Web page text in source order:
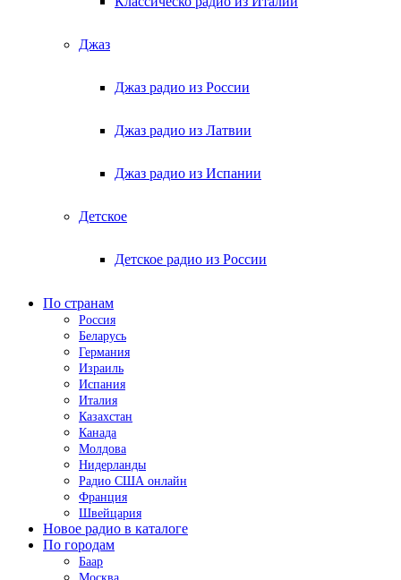
Джаз
Джаз радио из России
Джаз радио из Латвии
Джаз радио из Испании
Детское
Детское радио из России
По странам
Россия
Беларусь
Германия
Израиль
Испания
Италия
Казахстан
Канада
Молдова
Нидерланды
Радио США онлайн
Франция
Швейцария
Новое радио в каталоге
По городам
Баар